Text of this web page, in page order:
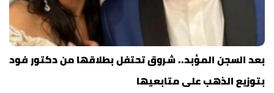
بعد السجن المؤبد.. شروق تحتفل بطلاقها من دكتور فود
بتوزيع الذهب على متابعيها